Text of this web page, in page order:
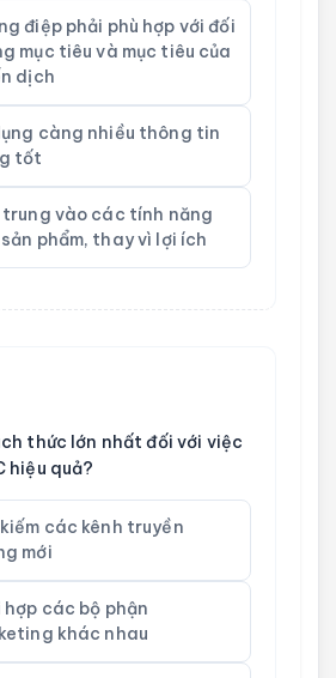
điệp phải phù hợp với đối
mục tiêu và mục tiêu của
dịch
càng nhiều thông tin
tốt
trung vào các tính năng
phẩm, thay vì lợi ích
thức lớn nhất đối với việc
hiệu quả?
các kênh truyền
mới
hợp các bộ phận
khác nhau